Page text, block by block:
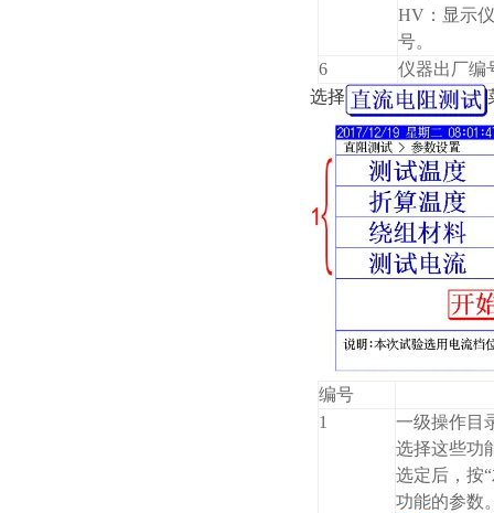
HV：显示
号。
6
仪器出厂编
选择
编号
1
一级操作目
选择这些功
选定后，按
功能的参数